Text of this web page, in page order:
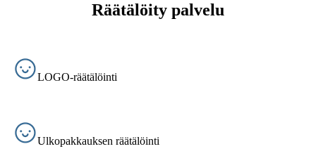
Räätälöity palvelu
LOGO-räätälöinti
Ulkopakkauksen räätälöinti